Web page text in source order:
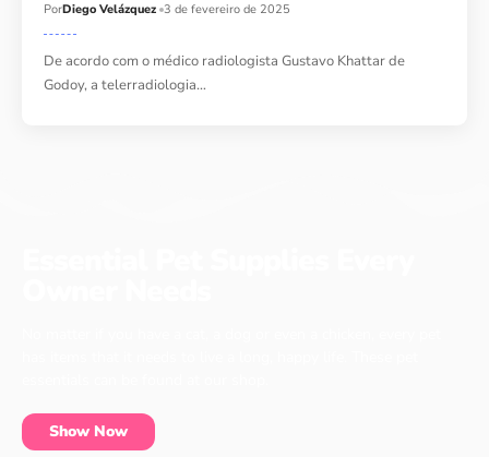
PorDiego Velázquez 3 de fevereiro de 2025
De acordo com o médico radiologista Gustavo Khattar de
Godoy, a telerradiologia…
Show Now